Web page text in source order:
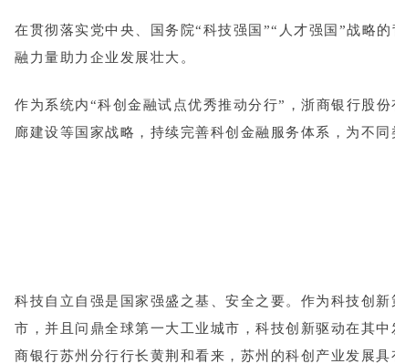
在贯彻落实党中央、国务院“科技强国”“人才强国”战略
融力量助力企业发展壮大。
作为系统内“科创金融试点优秀推动分行”，浙商银行股
廊建设等国家战略，持续完善科创金融服务体系，为不
科技自立自强是国家强盛之基、安全之要。作为科技创
市，并且问鼎全球第一大工业城市，科技创新驱动在其
商银行苏州分行行长黄荆和看来，苏州的科创产业发展具